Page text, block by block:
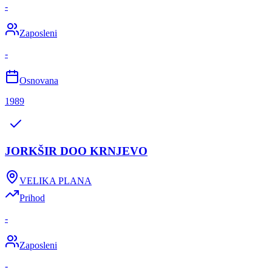
-
Zaposleni
-
Osnovana
1989
JORKŠIR DOO KRNJEVO
VELIKA PLANA
Prihod
-
Zaposleni